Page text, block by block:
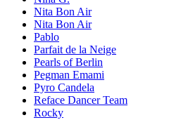
Nita Bon Air
Nita Bon Air
Pablo
Parfait de la Neige
Pearls of Berlin
Pegman Emami
Pyro Candela
Reface Dancer Team
Rocky